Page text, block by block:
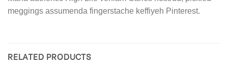
meggings assumenda fingerstache keffiyeh Pinterest.
RELATED PRODUCTS